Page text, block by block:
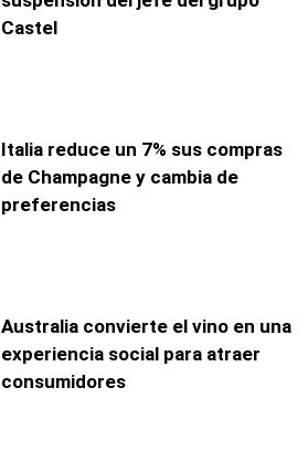
Castel
Italia reduce un 7% sus compras
de Champagne y cambia de
preferencias
Australia convierte el vino en una
experiencia social para atraer
consumidores